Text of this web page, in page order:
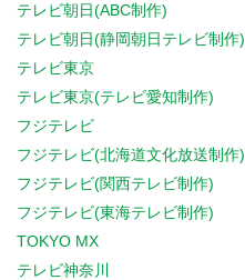
テレビ朝日(ABC制作)
テレビ朝日(静岡朝日テレビ制作)
テレビ東京
テレビ東京(テレビ愛知制作)
フジテレビ
フジテレビ(北海道文化放送制作)
フジテレビ(関西テレビ制作)
フジテレビ(東海テレビ制作)
TOKYO MX
テレビ神奈川